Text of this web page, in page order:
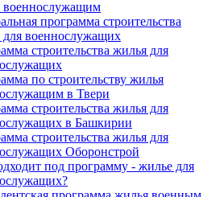
военнослужащим
программа строительства
для военнослужащих
строительства жилья для
по строительству жилья
в Твери
строительства жилья для
в Башкирии
строительства жилья для
Оборонстрой
под программу - жилье для